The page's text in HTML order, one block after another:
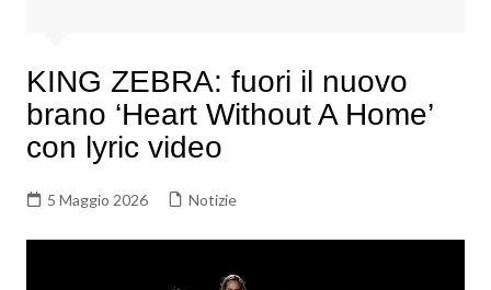
KING ZEBRA: fuori il nuovo
brano ‘Heart Without A Home’
con lyric video
5 Maggio 2026 Notizie